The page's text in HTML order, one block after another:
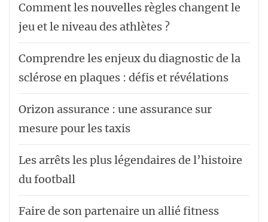
Comment les nouvelles règles changent le
jeu et le niveau des athlètes ?
Comprendre les enjeux du diagnostic de la
sclérose en plaques : défis et révélations
Orizon assurance : une assurance sur
mesure pour les taxis
Les arrêts les plus légendaires de l’histoire
du football
Faire de son partenaire un allié fitness